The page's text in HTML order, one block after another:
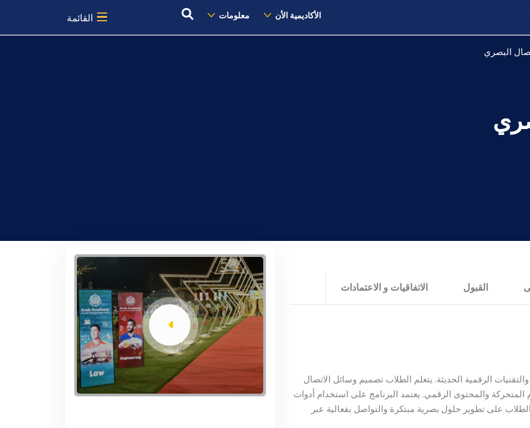
الأكاديمية الأن معلومات القائمة
البصري
القبول الاتفاقيات و الاعتمادات
الرقمية الحديثة. يتعلم الطلاب تصميم وسائل الاتصال
المتحركة والمحتوى الرقمي. يعتمد البرنامج على استخدام أدوات
على تطوير حلول بصرية مبتكرة والتواصل بفعالية عبر